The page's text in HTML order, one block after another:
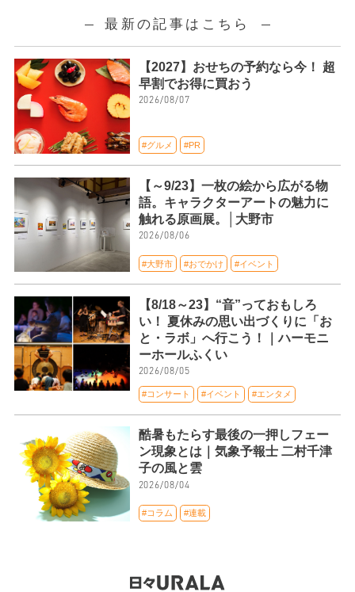
最新の記事はこちら
【2027】おせちの予約なら今！ 超
早割でお得に買おう
2026/08/07
#グルメ #PR
【～9/23】一枚の絵から広がる物
語。キャラクターアートの魅力に
触れる原画展。│大野市
2026/08/06
#大野市 #おでかけ #イベント
【8/18～23】“音”っておもしろ
い！ 夏休みの思い出づくりに「お
と・ラボ」へ行こう！｜ハーモニ
ーホールふくい
2026/08/05
#コンサート #イベント #エンタメ
酷暑もたらす最後の一押しフェー
ン現象とは｜気象予報士 二村千津
子の風と雲
2026/08/04
#コラム #連載